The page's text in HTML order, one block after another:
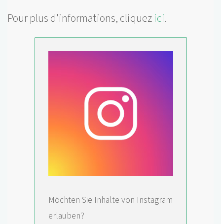
Pour plus d'informations, cliquezici.
Möchten Sie Inhalte von Instagram
erlauben?